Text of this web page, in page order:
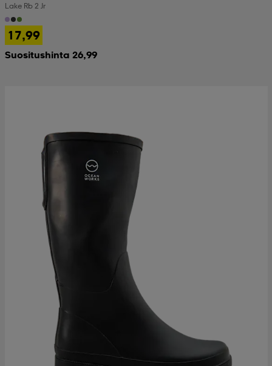
Lake Rb 2 Jr
17,99
Suositushinta 26,99